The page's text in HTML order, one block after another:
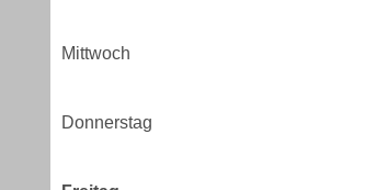
Mittwoch
Donnerstag